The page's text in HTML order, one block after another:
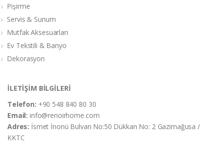
Pişirme
Servis & Sunum
Mutfak Aksesuarları
Ev Tekstili & Banyo
Dekorasyon
İLETİŞİM BİLGİLERİ
Telefon: +90 548 840 80 30
Email:info@renoirhome.com
Adres: İsmet İnonü Bulvarı No:50 Dükkan No: 2 Gazimağusa /
KKTC